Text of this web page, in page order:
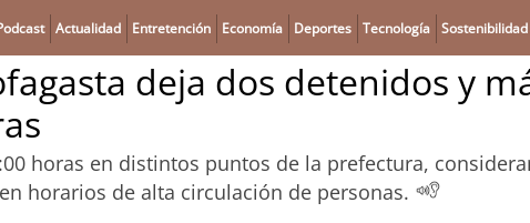
Actualidad Entretención Economía Deportes Tecnología Sostenibilidad
deja dos detenidos y
horas en distintos puntos de la prefectura,
horarios de alta circulación de personas.